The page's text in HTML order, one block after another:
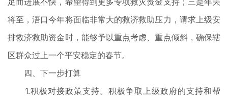
将至，浯口今年将面临非常大的救济救助压力，请求上级安
排救济救助资金时，能够予以重点考虑、重点倾斜，确保辖
区群众过上一个平安稳定的春节。
四、下一步打算
1.积极对接政策支持。积极争取上级政府的支持和帮